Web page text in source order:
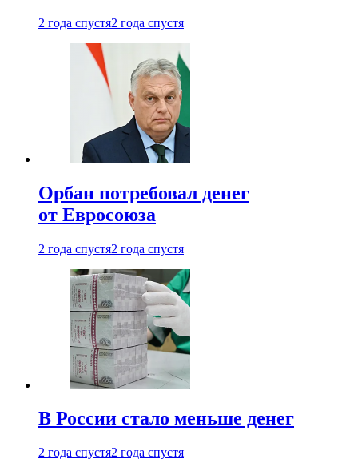
2 года спустя2 года спустя
Орбан потребовал денег
от Евросоюза
2 года спустя2 года спустя
В России стало меньше денег
2 года спустя2 года спустя